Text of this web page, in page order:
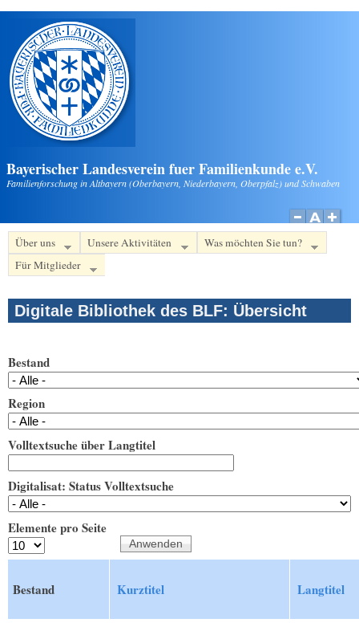
Direkt zum Inhalt
Bayerischer Landesverein fuer Familienkunde e.V.
Familienforschung in Altbayern (Oberbayern, Niederbayern, Oberpfalz) und Schwaben
Über uns Unsere Aktivitäten
Was möchten Sie tun?
Für Mitglieder
Digitale Bibliothek des BLF: Übersicht
Bestand
Region
Volltextsuche über Langtitel
Digitalisat: Status Volltextsuche
Elemente pro Seite
Bestand Kurztitel Langtitel